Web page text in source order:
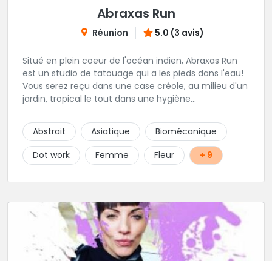
Abraxas Run
Réunion 5.0 (3 avis)
Situé en plein coeur de l'océan indien, Abraxas Run
est un studio de tatouage qui a les pieds dans l'eau!
Vous serez reçu dans une case créole, au milieu d'un
jardin, tropical le tout dans une hygiène
choix de bijoux et uniquement dans des matières
biocompatibles! Vous le trouverez à Saint-Gilles les
Bains...les doigts de pieds en éventail...
Abstrait Asiatique
Biomécanique
Dot work
Femme Fleur + 9